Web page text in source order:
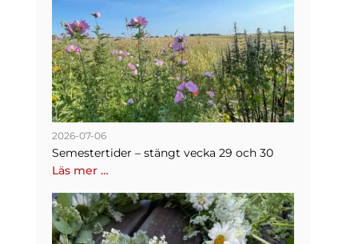
2026-07-06
Semestertider – stängt vecka 29 och 30
Läs mer …